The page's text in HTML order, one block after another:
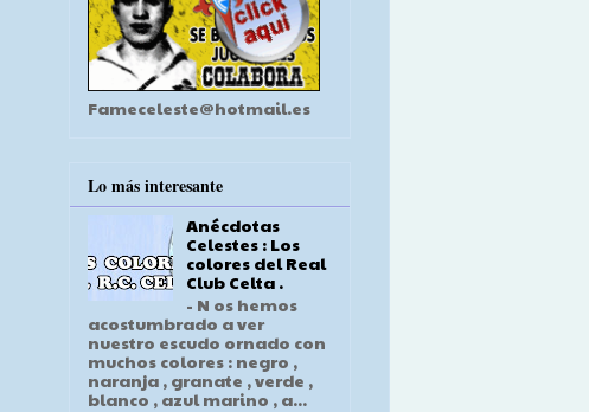
Fameceleste@hotmail.es
Lo más interesante
Anécdotas
Celestes : Los
colores del Real
Club Celta .
- N os hemos
acostumbrado a ver
nuestro escudo ornado con
muchos colores : negro ,
naranja , granate , verde ,
blanco , azul marino , a...